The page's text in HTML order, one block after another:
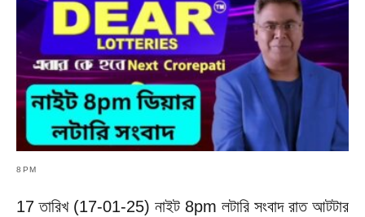
8PM
17 তারিখ (17-01-25) নাইট 8pm লটারি সংবাদ রাত আটটার